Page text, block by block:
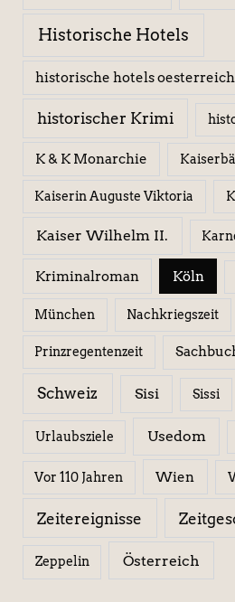
Historische Hotels
historische hotels oesterreich
historischer Krimi
K & K Monarchie
Kaiserin Auguste Viktoria
Kaiser Wilhelm II.
Kriminalroman Köln
München Nachkriegszeit
Prinzregentenzeit
Schweiz Sisi Sissi
Urlaubsziele Usedom
Vor 110 Jahren Wien
Zeitereignisse
Zeppelin Österreich